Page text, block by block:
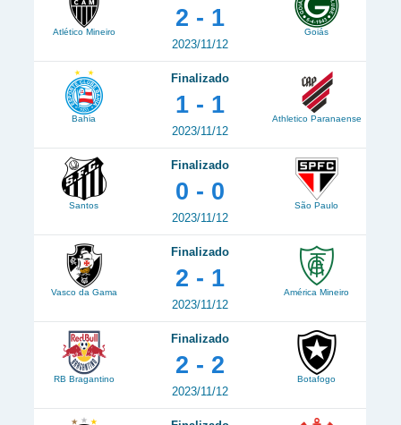
Atlético Mineiro
2 - 1
2023/11/12
Goiás
Bahia
Finalizado
1 - 1
2023/11/12
Athletico Paranaense
Santos
Finalizado
0 - 0
2023/11/12
São Paulo
Vasco da Gama
Finalizado
2 - 1
2023/11/12
América Mineiro
RB Bragantino
Finalizado
2 - 2
2023/11/12
Botafogo